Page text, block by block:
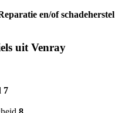
en/of schadeherstel
uit Venray
7